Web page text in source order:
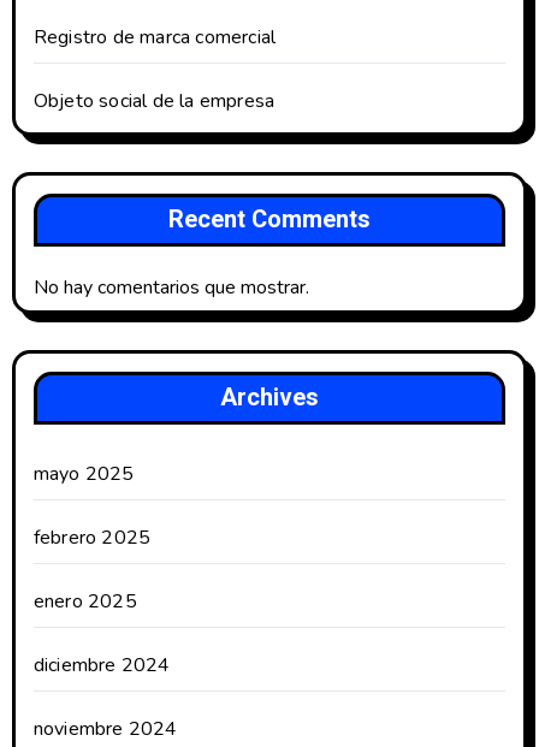
Registro de marca comercial
Objeto social de la empresa
Recent Comments
No hay comentarios que mostrar.
Archives
mayo 2025
febrero 2025
enero 2025
diciembre 2024
noviembre 2024